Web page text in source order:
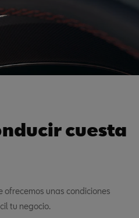
cuesta
ofrecemos unas condiciones
tu negocio.